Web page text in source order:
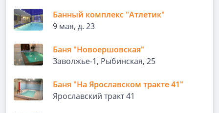
Банный комплекс "Атлетик"
9 мая, д. 23
Баня "Новоершовская"
Заволжье-1, Рыбинская, 25
Баня "На Ярославском тракте 41"
Ярославский тракт 41